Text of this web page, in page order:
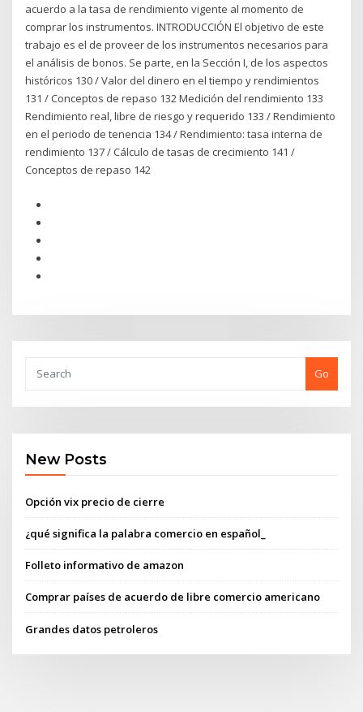
acuerdo a la tasa de rendimiento vigente al momento de
comprar los instrumentos. INTRODUCCIÓN El objetivo de este
trabajo es el de proveer de los instrumentos necesarios para
el análisis de bonos. Se parte, en la Sección I, de los aspectos
históricos 130 / Valor del dinero en el tiempo y rendimientos
131 / Conceptos de repaso 132 Medición del rendimiento 133
Rendimiento real, libre de riesgo y requerido 133 / Rendimiento
en el periodo de tenencia 134 / Rendimiento: tasa interna de
rendimiento 137 / Cálculo de tasas de crecimiento 141 /
Conceptos de repaso 142
Go
New Posts
Opción vix precio de cierre
¿qué significa la palabra comercio en español_
Folleto informativo de amazon
Comprar países de acuerdo de libre comercio americano
Grandes datos petroleros